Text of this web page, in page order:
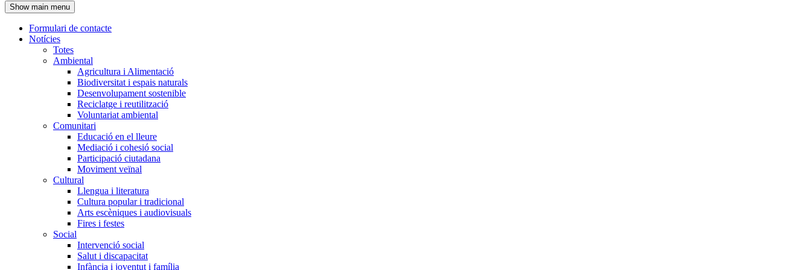
l'encapçalament
Show main menu
Navegació
principal
Formulari de contacte
Notícies
Totes
Ambiental
Agricultura i Alimentació
Biodiversitat i espais naturals
Desenvolupament sostenible
Reciclatge i reutilització
Voluntariat ambiental
Comunitari
Educació en el lleure
Mediació i cohesió social
Participació ciutadana
Moviment veïnal
Cultural
Llengua i literatura
Cultura popular i tradicional
Arts escèniques i audiovisuals
Fires i festes
Social
Intervenció social
Salut i discapacitat
Infància i joventut i família